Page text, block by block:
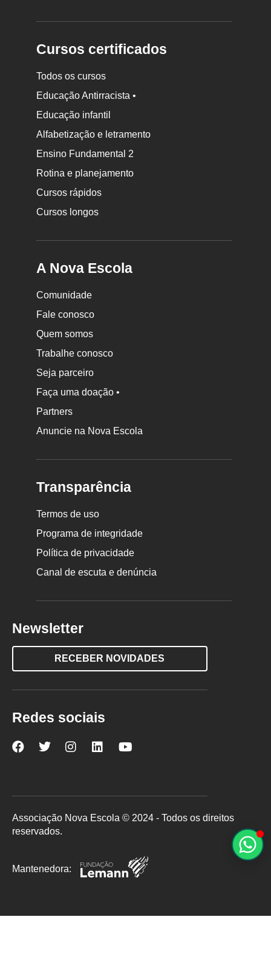
Cursos certificados
Todos os cursos
Educação Antirracista •
Educação infantil
Alfabetização e letramento
Ensino Fundamental 2
Rotina e planejamento
Cursos rápidos
Cursos longos
A Nova Escola
Comunidade
Fale conosco
Quem somos
Trabalhe conosco
Seja parceiro
Faça uma doação •
Partners
Anuncie na Nova Escola
Transparência
Termos de uso
Programa de integridade
Política de privacidade
Canal de escuta e denúncia
Newsletter
RECEBER NOVIDADES
Redes sociais
Nova
Facebook
Nova
Twitter
Nova
Instagram
Nova
LinkedInYouTube
Associação Nova Escola © 2024 - Todos os direitos
reservados.
Mantenedora: